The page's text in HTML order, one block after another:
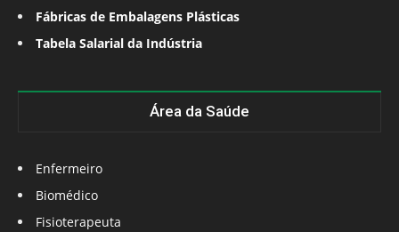
Fábricas de Embalagens Plásticas
Tabela Salarial da Indústria
Área da Saúde
Enfermeiro
Biomédico
Fisioterapeuta